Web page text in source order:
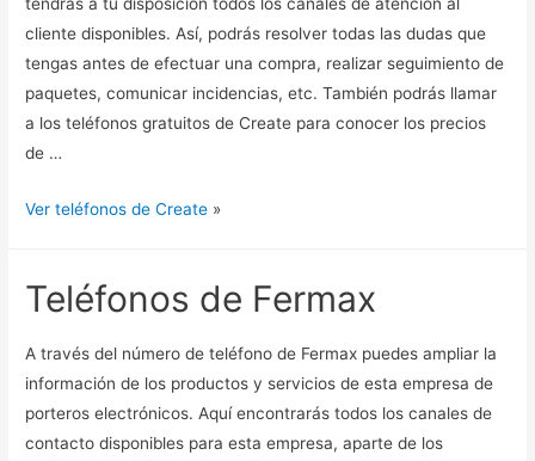
cliente disponibles. Así, podrás resolver todas las dudas que
tengas antes de efectuar una compra, realizar seguimiento de
paquetes, comunicar incidencias, etc. También podrás llamar
a los teléfonos gratuitos de Create para conocer los precios
de …
Ver teléfonos de Create »
Teléfonos de Fermax
A través del número de teléfono de Fermax puedes ampliar la
información de los productos y servicios de esta empresa de
porteros electrónicos. Aquí encontrarás todos los canales de
contacto disponibles para esta empresa, aparte de los